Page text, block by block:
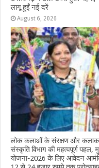
लागू हुईं नई दरें
August 6, 2026
लोक कलाओं के संरक्षण और
संस्कृति विभाग की महत्वपूर्ण पहल,
योजना-2026 के लिए आवेदन